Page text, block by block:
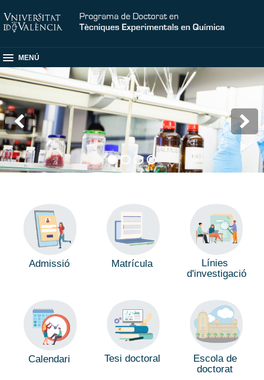
MENÚ
Admissió Matrícula
Línies
d'investigació
Calendari Tesi doctoral
Escola de
doctorat